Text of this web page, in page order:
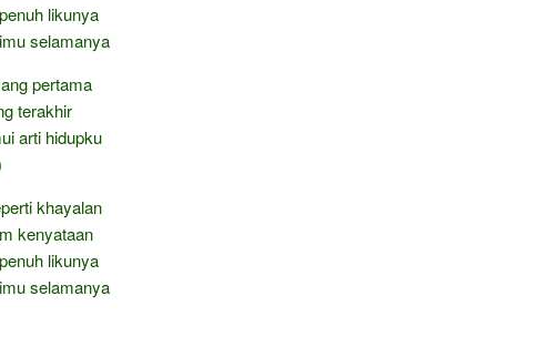
likunya
selamanya
pertama
terakhir
arti hidupku
khayalan
kenyataan
likunya
selamanya